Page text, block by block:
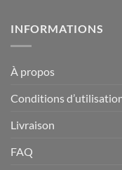
INFORMATIONS
À propos
Conditions
Livraison
FAQ